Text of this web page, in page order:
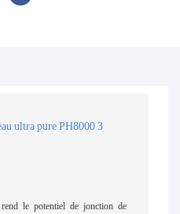
le potentiel de jonction de